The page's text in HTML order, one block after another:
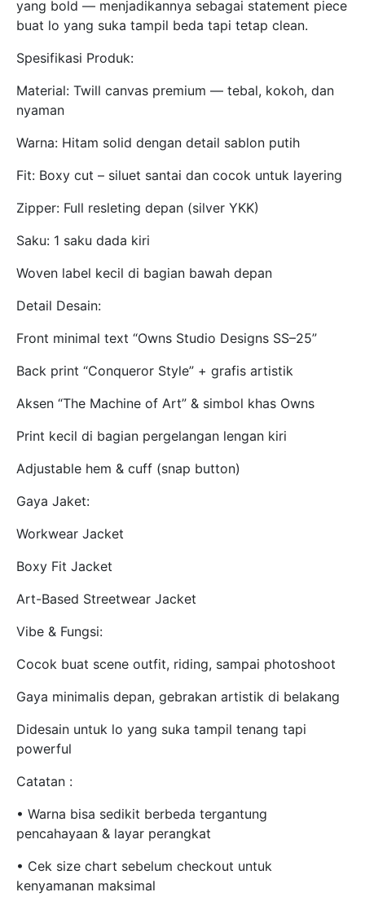
yang bold — menjadikannya sebagai statement piece
buat lo yang suka tampil beda tapi tetap clean.
Spesifikasi Produk:
Material: Twill canvas premium — tebal, kokoh, dan
nyaman
Warna: Hitam solid dengan detail sablon putih
Fit: Boxy cut – siluet santai dan cocok untuk layering
Zipper: Full resleting depan (silver YKK)
Saku: 1 saku dada kiri
Woven label kecil di bagian bawah depan
Detail Desain:
Front minimal text “Owns Studio Designs SS–25”
Back print “Conqueror Style” + grafis artistik
Aksen “The Machine of Art” & simbol khas Owns
Print kecil di bagian pergelangan lengan kiri
Adjustable hem & cuff (snap button)
Gaya Jaket:
Workwear Jacket
Boxy Fit Jacket
Art-Based Streetwear Jacket
Vibe & Fungsi:
Cocok buat scene outfit, riding, sampai photoshoot
Gaya minimalis depan, gebrakan artistik di belakang
Didesain untuk lo yang suka tampil tenang tapi
powerful
Catatan :
• Warna bisa sedikit berbeda tergantung
pencahayaan & layar perangkat
• Cek size chart sebelum checkout untuk
kenyamanan maksimal